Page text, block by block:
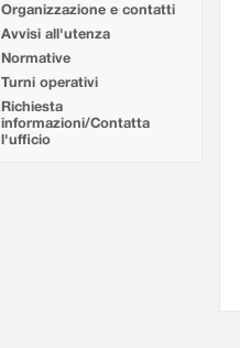
Organizzazione e contatti
Avvisi all'utenza
Normative
Turni operativi
Richiesta
informazioni/Contatta
l'ufficio